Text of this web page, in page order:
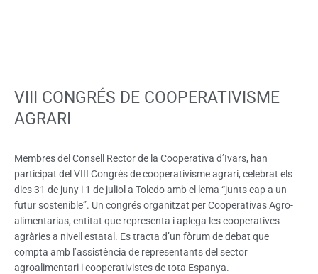
VIII CONGRÉS DE COOPERATIVISME
AGRARI
Membres del Consell Rector de la Cooperativa d’Ivars, han
participat del VIII Congrés de cooperativisme agrari, celebrat els
dies 31 de juny i 1 de juliol a Toledo amb el lema “junts cap a un
futur sostenible”. Un congrés organitzat per Cooperativas Agro-
alimentarias, entitat que representa i aplega les cooperatives
agràries a nivell estatal. Es tracta d’un fòrum de debat que
compta amb l’assistència de representants del sector
agroalimentari i cooperativistes de tota Espanya.